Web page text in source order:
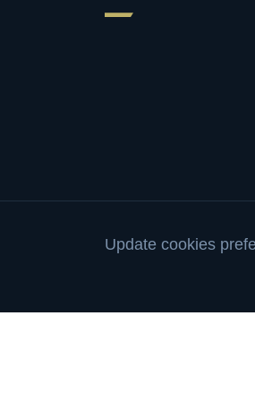
Update cookies